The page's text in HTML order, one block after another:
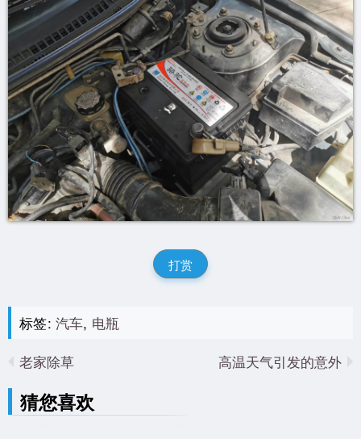
打赏
标签: 汽车, 电瓶
老家除草
高温天气引发的意外
猜您喜欢